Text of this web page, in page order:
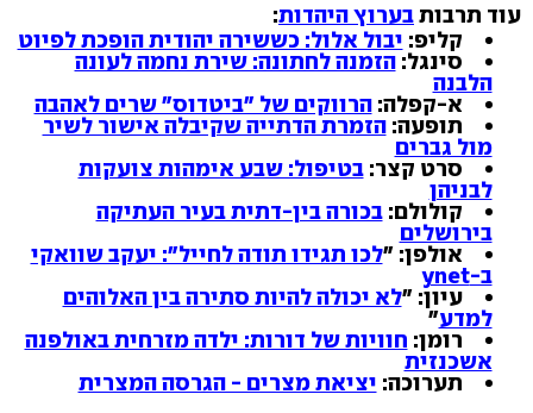
עוד תרבותבערוץ היהדות:
קליפ: יבול אלול: כששירה יהודית הופכת לפיוט
סינגל:הזמנה לחתונה: שירת נחמה לעונה
הלבנה
א-קפלה:הרווקים של "ביטדוס" שרים לאהבה
תופעה:הזמרת הדתייה שקיבלה אישור לשיר
מול גברים
סרט קצר:בטיפול: שבע אימהות צועקות
לבניהן
קולולם:בכורה בין-דתית בעיר העתיקה
בירושלים
אולפן: "לכו תגידו תודה לחייל": יעקב שוואקי
ב-ynet
עיון: "לא יכולה להיות סתירה בין האלוהים
למדע"
רומן: חוויות של דורות: ילדה מזרחית באולפנה
אשכנזית
תערוכה: יציאת מצרים - הגרסה המצרית